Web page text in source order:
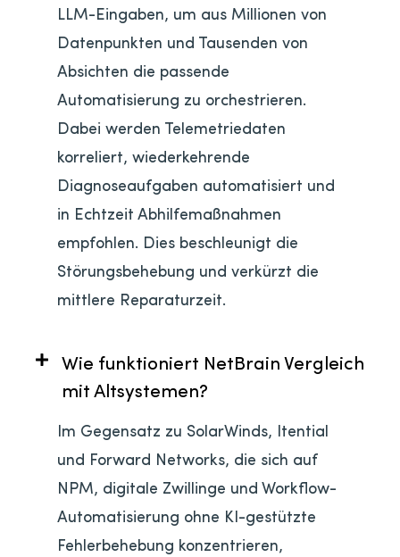
LLM-Eingaben, um aus Millionen von
Datenpunkten und Tausenden von
Absichten die passende
Automatisierung zu orchestrieren.
Dabei werden Telemetriedaten
korreliert, wiederkehrende
Diagnoseaufgaben automatisiert und
in Echtzeit Abhilfemaßnahmen
empfohlen. Dies beschleunigt die
Störungsbehebung und verkürzt die
mittlere Reparaturzeit.
Wie funktioniert NetBrain Vergleich
mit Altsystemen?
Im Gegensatz zu SolarWinds, Itential
und Forward Networks, die sich auf
NPM, digitale Zwillinge und Workflow-
Automatisierung ohne KI-gestützte
Fehlerbehebung konzentrieren,